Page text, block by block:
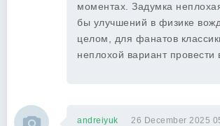
моментах. Задумка
бы улучшений в физике
целом, для фанатов
неплохой вариант провести
andreiyuk 26 December 2025